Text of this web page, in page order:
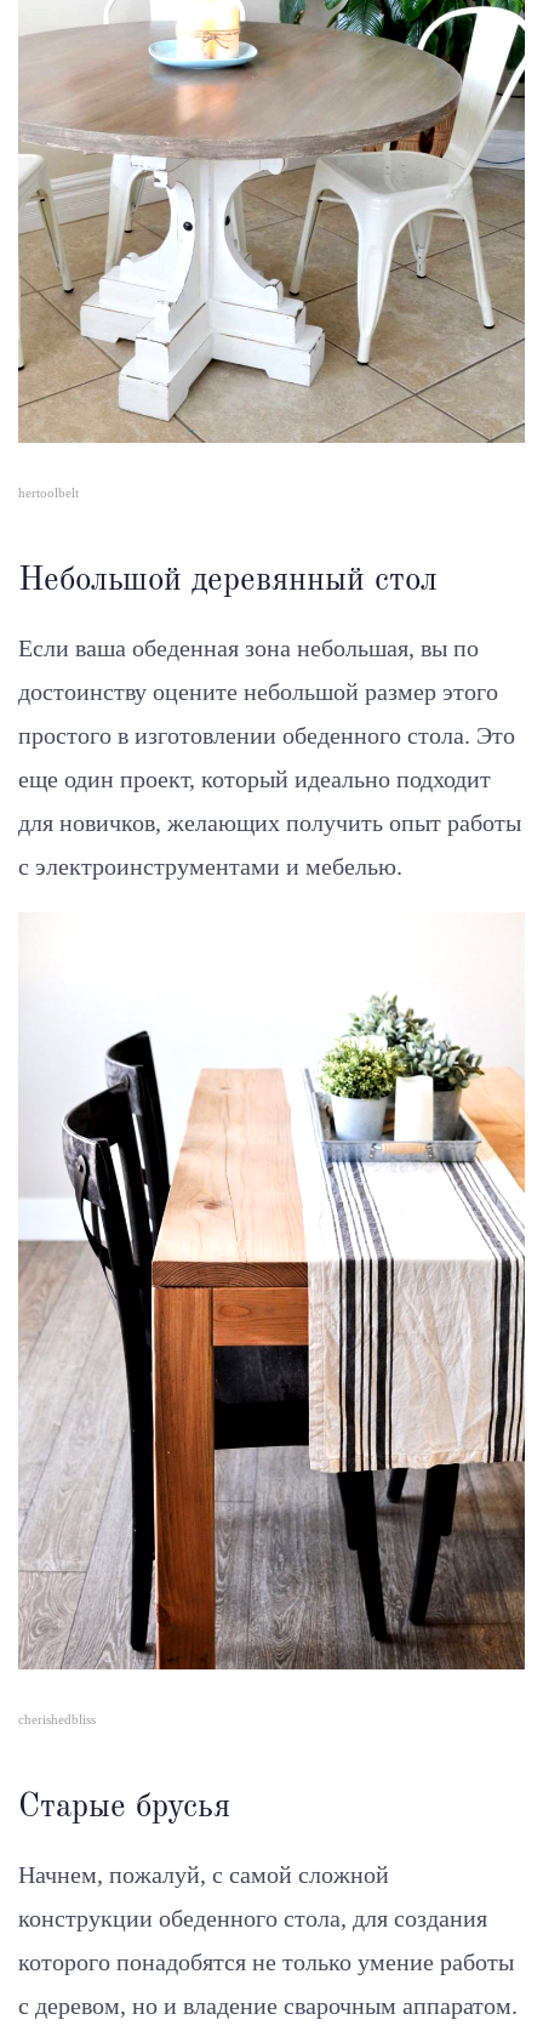
hertoolbelt
Небольшой деревянный стол
Если ваша обеденная зона небольшая, вы по
достоинству оцените небольшой размер этого
простого в изготовлении обеденного стола. Это
еще один проект, который идеально подходит
для новичков, желающих получить опыт работы
с электроинструментами и мебелью.
cherishedbliss
Старые брусья
Начнем, пожалуй, с самой сложной
конструкции обеденного стола, для создания
которого понадобятся не только умение работы
с деревом, но и владение сварочным аппаратом.